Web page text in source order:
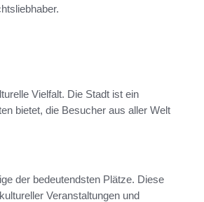
Vielfalt. Die Stadt ist ein
bietet, die Besucher aus aller Welt
der bedeutendsten Plätze. Diese
Veranstaltungen und